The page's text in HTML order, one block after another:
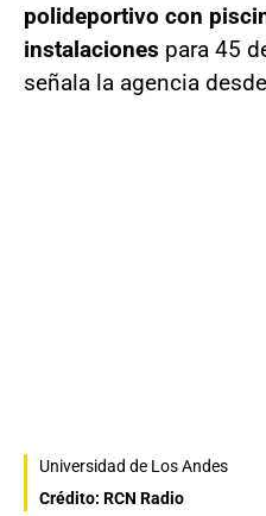
polideportivo con
instalaciones para 45
señala la agencia
Universidad de Los Andes
Crédito: RCN Radio